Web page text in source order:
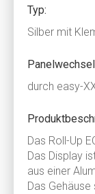
Typ:
Silber mit
durch easy-
Das Roll-Up
Das Display
aus einer
Das